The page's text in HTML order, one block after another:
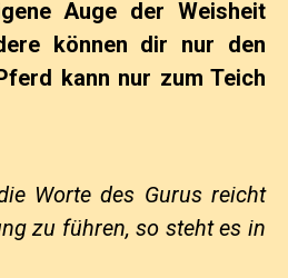
Auge der Weisheit
können dir nur den
kann nur zum Teich
Worte des Gurus reicht
zu führen, so steht es in